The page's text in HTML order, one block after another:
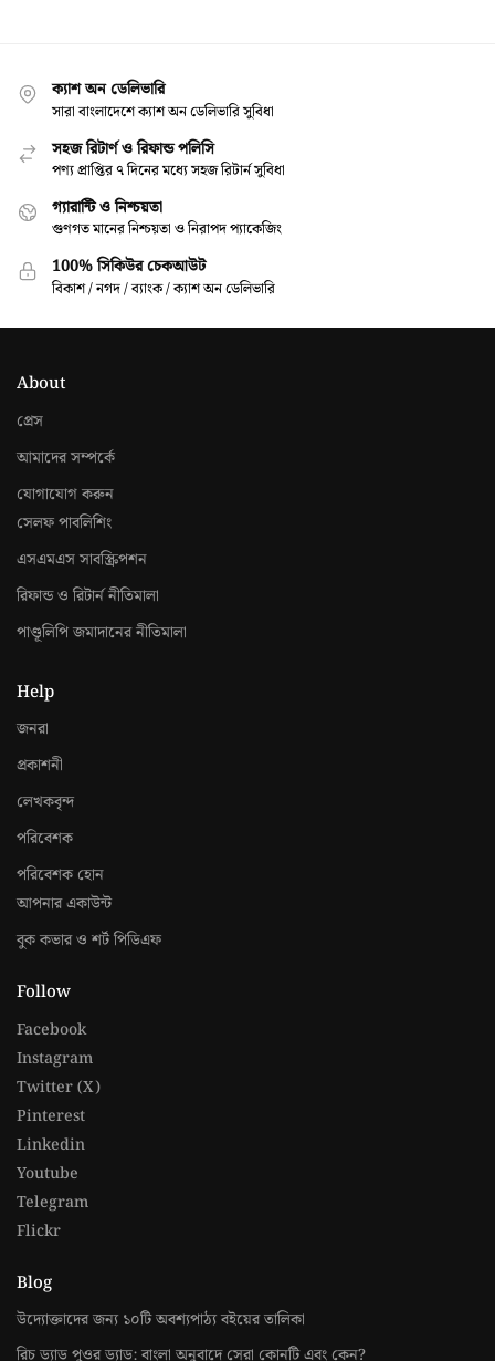
ক্যাশ অন ডেলিভারি
সারা বাংলাদেশে ক্যাশ অন ডেলিভারি সুবিধা
সহজ রিটার্ণ ও রিফান্ড পলিসি
পণ্য প্রাপ্তির ৭ দিনের মধ্যে সহজ রিটার্ন সুবিধা
গ্যারান্টি ও নিশ্চয়তা
গুণগত মানের নিশ্চয়তা ও নিরাপদ প্যাকেজিং
100% সিকিউর চেকআউট
বিকাশ / নগদ / ব্যাংক / ক্যাশ অন ডেলিভারি
About
প্রেস
আমাদের সম্পর্কে
যোগাযোগ করুন
সেলফ পাবলিশিং
এসএমএস সাবস্ক্রিপশন
রিফান্ড ও রিটার্ন নীতিমালা
পাণ্ডূলিপি জমাদানের নীতিমালা
Help
জনরা
প্রকাশনী
লেখকবৃন্দ
পরিবেশক
পরিবেশক হোন
আপনার একাউন্ট
বুক কভার ও শর্ট পিডিএফ
Follow
Facebook
Instagram
Twitter (X)
Pinterest
Linkedin
Youtube
Telegram
Flickr
Blog
উদ্যোক্তাদের জন্য ১০টি অবশ্যপাঠ্য বইয়ের তালিকা
রিচ ড্যাড পুওর ড্যাড: বাংলা অনুবাদে সেরা কোনটি এবং কেন?